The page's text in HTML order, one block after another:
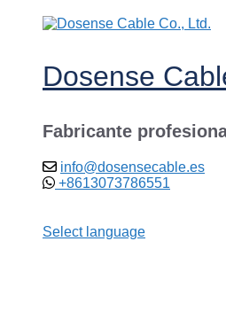
Saltar
Dosense
Fabricante
info@dosensecable.es
+8613073786551
Select language